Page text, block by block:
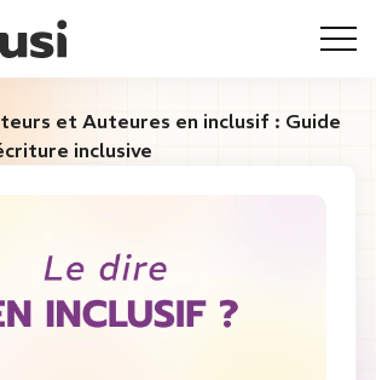
et Auteures en inclusif : Guide
inclusive